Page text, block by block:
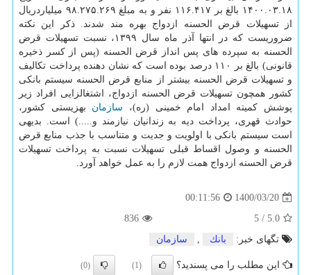
۱۴۰۰.۰۳.۱۸ بالغ بر ۱۱۶.۴۱۷ نفر و به مبلغ ۹۸.۲۷۵.۲۶۹ میلیاردریال
از تسهیلات قرض الحسنه ازدواج بهره مند شدند. ذکر این نکته
ضروریست که در انتها آذر ماه سال ۱۳۹۹، نسبت تسهیلات قرض
الحسنه به سپرده های پس انداز قرض الحسنه (پس از کسر ذخیره
قانونی) بالغ بر ۱۱۰ درصد بوده است که نشان دهنده پرداخت تکالیف
و تسهیلات قرض الحسنه بیشتر از منابع قرض الحسنه سیستم بانکی
کشور همچون تسهیلات قرض الحسنه ازدواج، اشتغالزایی افراد زیر
پوشش کمیته امداد امام خمینی (ره)، سازمان بهزیستی کشور،
حوادث قهری، پرداخت دیه به زندانیان نیازمند و.....) است. بدیهی
است سیستم بانکی با اولویت و جدیت و متناسب با جذب منابع قرض
الحسنه و وصول اقساط قبلی تسهیلات نسبت به پرداخت تسهیلات
قرض الحسنه ازدواج همت لازم را به عمل خواهد آورد.
1400/03/20
00:11:56
5.0
/
5
836
تگهای خبر:
بانك , سازمان
این مطلب را می پسندید؟ (1)
(0)